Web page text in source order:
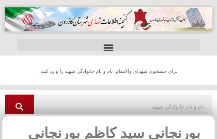
برای جستجوی شهدای والامقام، نام و نام خانوادگی شهید را وارد کنید.
بورنجانی سید کاظم بورنجانی